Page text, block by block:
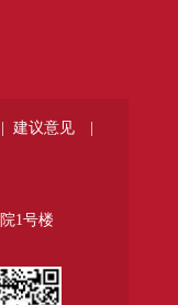
建议意见 |
1号楼